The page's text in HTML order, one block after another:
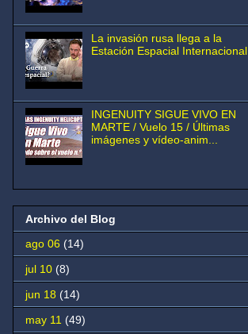
La invasión rusa llega a la
Estación Espacial Internacional
INGENUITY SIGUE VIVO EN
MARTE / Vuelo 15 / Últimas
imágenes y vídeo-anim...
Archivo del Blog
ago 06 (14)
jul 10 (8)
jun 18 (14)
may 11 (49)